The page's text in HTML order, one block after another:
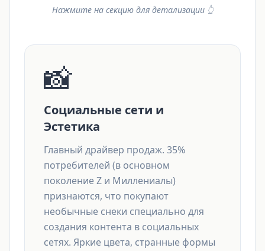
Нажмите на секцию для детализации 👆
📸
Социальные сети и
Эстетика
Главный драйвер продаж. 35%
потребителей (в основном
поколение Z и Миллениалы)
признаются, что покупают
необычные снеки специально для
создания контента в социальных
сетях. Яркие цвета, странные формы